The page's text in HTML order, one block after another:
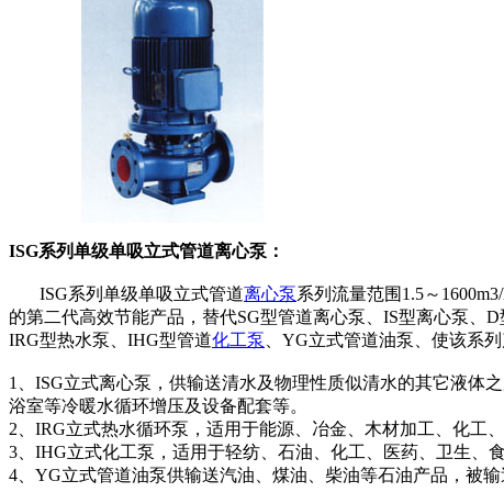
ISG系列单级单吸立式管道离心泵：
ISG系列单级单吸立式管道离心泵系列流量范围1.5～
的第二代高效节能产品，替代SG型管道离心泵、IS型离心泵、
IRG型热水泵、IHG型管道化工泵 、YG立式管道油泵、使该系
1、ISG立式离心泵，供输送清水及物理性质似清水的其它液体
浴室等冷暖水循环增压及设备配套等。
2、IRG立式热水循环泵，适用于能源、冶金、木材加工、化工
3、IHG立式化工泵，适用于轻纺、石油、化工、医药、卫生、
4、YG立式管道油泵供输送汽油、煤油、柴油等石油产品，被